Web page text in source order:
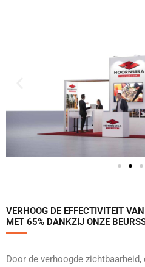
VERHOOG DE EFFECTIVITEIT
MET 65% DANKZIJ ONZE
Door de verhoogde